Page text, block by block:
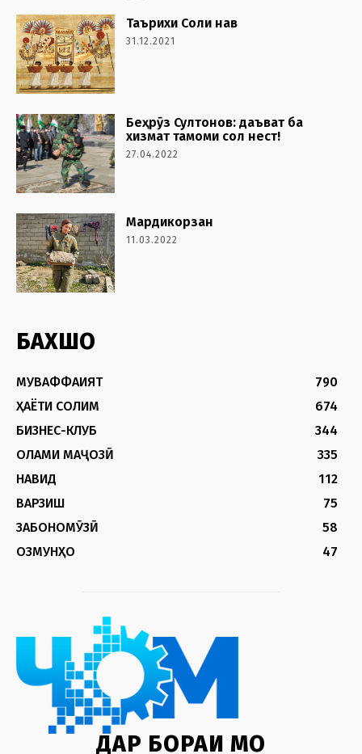
Таърихи Соли нав
31.12.2021
Беҳрӯз Султонов: даъват ба
хизмат тамоми сол нест!
27.04.2022
Мардикорзан
11.03.2022
БАХШҲО
МУВАФФАҚИЯТ
790
ҲАЁТИ СОЛИМ
674
БИЗНЕС-КЛУБ
344
ОЛАМИ МАҶОЗӢ
335
НАВИД
112
ВАРЗИШ
75
ЗАБОНОМӮЗӢ
58
ОЗМУНҲО
47
ДАР БОРАИ МО